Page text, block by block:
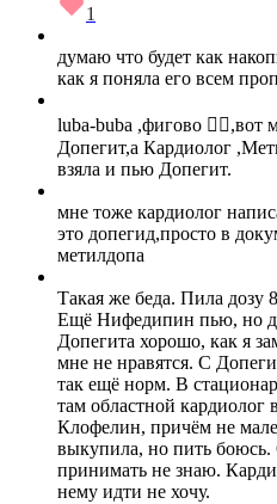
1
думаю что будет как
как я поняла его всем
luba-buba ,фигово 🤷‍♀️,вот
Допегит,а Кардиолог
взяла и пью Допегит.
мне тоже кардиолог
это допегид,просто в
метилдопа
Такая же беда. Пила дозу
Ещё Нифедипин пью, но
Допегита хорошо, как я
мне не нравятся. С
так ещё норм. В
там областной кардиолог
Клофелин, причём не
выкупила, но пить боюсь.
принимать не знаю.
нему идти не хочу.